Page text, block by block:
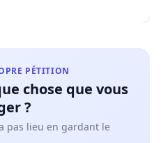
PÉTITION
chose que vous
?
pas lieu en gardant le